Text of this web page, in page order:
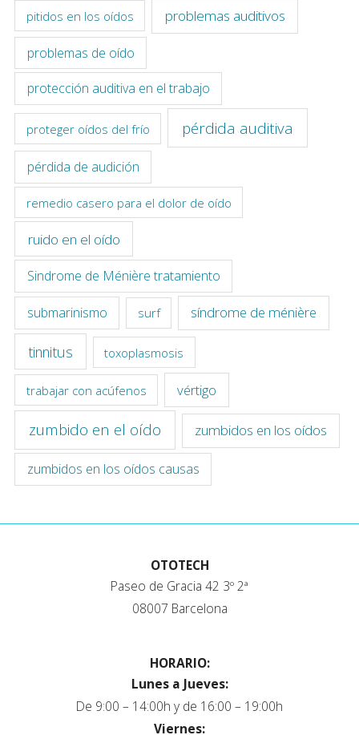
pitidos en los oídos problemas auditivos
problemas de oído
protección auditiva en el trabajo
proteger oídos del frío pérdida auditiva
pérdida de audición
remedio casero para el dolor de oído
ruido en el oído
Sindrome de Ménière tratamiento
submarinismo surf síndrome de ménière
tinnitus toxoplasmosis
trabajar con acúfenos vértigo
zumbido en el oído zumbidos en los oídos
zumbidos en los oídos causas
OTOTECH
Paseo de Gracia 42 3º 2ª
08007 Barcelona
HORARIO:
Lunes a Jueves:
De 9:00 – 14:00h y de 16:00 – 19:00h
Viernes: